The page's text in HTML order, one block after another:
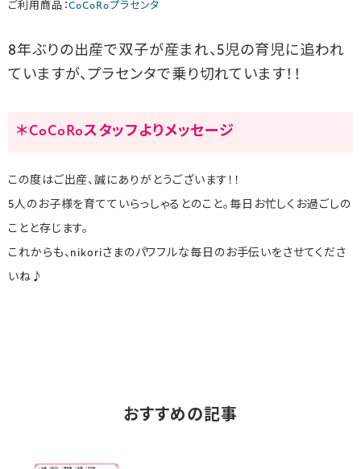
ご利用商品：CoCoRoプラセンタ
8年ぶりの出産で双子が産まれ、5児の育児に追われ
ていますが、プラセンタで乗り切れています！！
＊CoCoRoスタッフよりメッセージ
この度はご出産、誠にありがとうございます！！
5人のお子様を育てていらっしゃるとのこと。毎日お忙しくお過ごしの
ことと存じます。
これからも、nikoriさまのパワフルな毎日のお手伝いをさせてくださ
いね♪
おすすめの記事